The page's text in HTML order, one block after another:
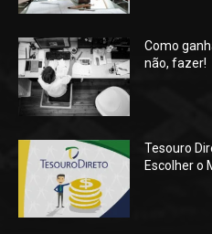
Como
não, fazer!
Tesouro
Escolher o